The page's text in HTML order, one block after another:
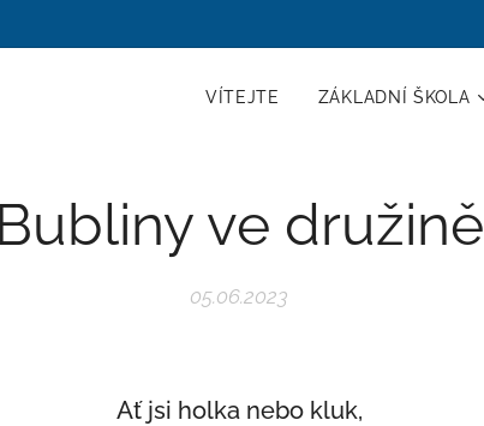
VÍTEJTE ZÁKLADNÍ ŠKOLA
Bubliny ve družině
05.06.2023
Ať jsi holka nebo kluk,